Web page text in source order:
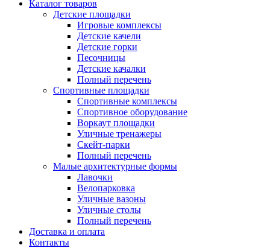
Каталог товаров
Детские площадки
Игровые комплексы
Детские качели
Детские горки
Песочницы
Детские качалки
Полный перечень
Спортивные площадки
Спортивные комплексы
Спортивное оборудование
Воркаут площадки
Уличные тренажеры
Скейт-парки
Полный перечень
Малые архитектурные формы
Лавочки
Велопарковка
Уличные вазоны
Уличные столы
Полный перечень
Доставка и оплата
Контакты